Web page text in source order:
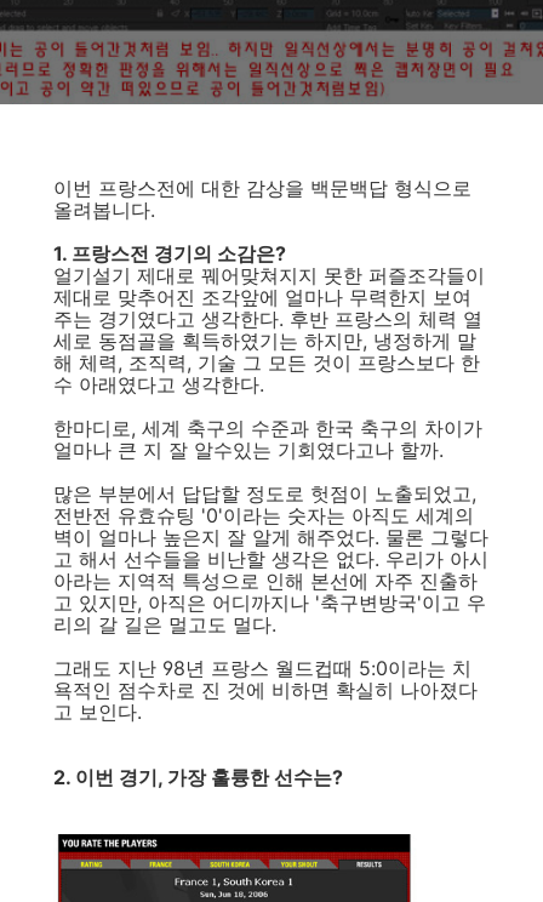
이번 프랑스전에 대한 감상을 백문백답 형식으로
올려봅니다.
1. 프랑스전 경기의 소감은?
얼기설기 제대로 꿰어맞쳐지지 못한 퍼즐조각들이
제대로 맞추어진 조각앞에 얼마나 무력한지 보여
주는 경기였다고 생각한다. 후반 프랑스의 체력 열
세로 동점골을 획득하였기는 하지만, 냉정하게 말
해 체력, 조직력, 기술 그 모든 것이 프랑스보다 한
수 아래였다고 생각한다.
한마디로, 세계 축구의 수준과 한국 축구의 차이가
얼마나 큰 지 잘 알수있는 기회였다고나 할까.
많은 부분에서 답답할 정도로 헛점이 노출되었고,
전반전 유효슈팅 '0'이라는 숫자는 아직도 세계의
벽이 얼마나 높은지 잘 알게 해주었다. 물론 그렇다
고 해서 선수들을 비난할 생각은 없다. 우리가 아시
아라는 지역적 특성으로 인해 본선에 자주 진출하
고 있지만, 아직은 어디까지나 '축구변방국'이고 우
리의 갈 길은 멀고도 멀다.
그래도 지난 98년 프랑스 월드컵때 5:0이라는 치
욕적인 점수차로 진 것에 비하면 확실히 나아졌다
고 보인다.
2. 이번 경기, 가장 훌륭한 선수는?